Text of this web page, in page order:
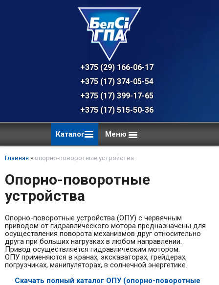
+375 (29) 166-06-17 - техническая
+375 (17) 374-05-54 - общий отдел,
+375 (17) 399-17-65
+375 (17) 515-50-36
Каталог Меню
Главная » опорно-поворотные устройства
Опорно-поворотные
устройства
Опорно-поворотные устройства (ОПУ) с червячным
приводом от гидравлического мотора предназначены для
осуществления поворота механизмов друг относительно
друга при больших нагрузках в любом направлении.
Привод осуществляется гидравлическим мотором.
ОПУ применяются в кранах, экскаваторах, грейдерах,
погрузчиках, манипуляторах, в солнечной энергетике.
Скачать полный каталог ОПУ (опорно-поворотные